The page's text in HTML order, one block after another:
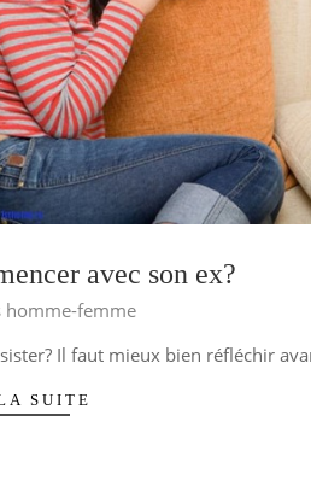
avec son ex?
homme-femme
Il faut mieux bien réfléchir
SUITE